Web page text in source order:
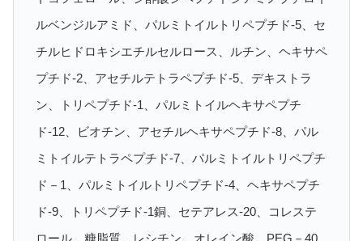
ルベンジルアミド、パルミトイルトリペプチド-5、セ
チルヒドロキシエチルセルロース、ルチン、ヘキサペ
プチド-2、アセチルテトラペプチド-5、デキストラ
ン、トリペプチド-1、パルミトイルヘキサペプチ
ド-12、ビオチン、アセチルヘキサペプチド-8、パル
ミトイルテトラペプチド-7、パルミトイルトリペプチ
ド－1、パルミトイルトリペプチド-4、ヘキサペプチ
ド-9、トリペプチド-1銅、セテアレス-20、コレステ